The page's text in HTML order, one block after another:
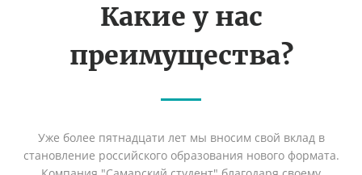
Какие у нас
преимущества?
Уже более пятнадцати лет мы вносим свой вклад в
становление российского образования нового формата.